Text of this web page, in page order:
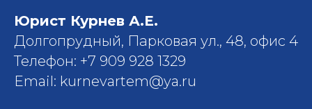
Юрист Курнев А.Е.
Долгопрудный, Парковая ул., 48, офис 4
Телефон: +7 909 928 1329
Email: kurnevartem@ya.ru